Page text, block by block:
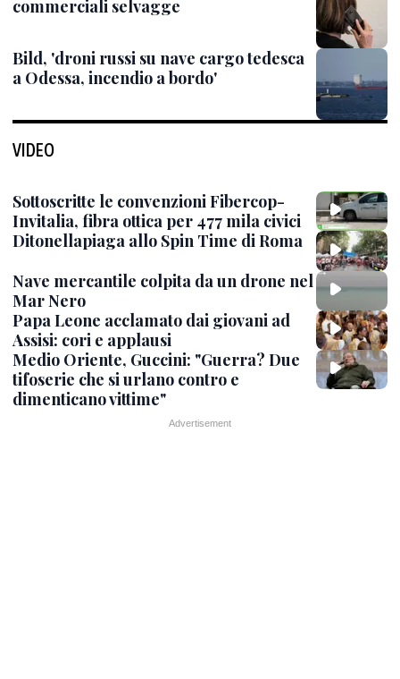
commerciali selvagge
Bild, 'droni russi su nave cargo tedesca
a Odessa, incendio a bordo'
VIDEO
Sottoscritte le convenzioni Fibercop-
Invitalia, fibra ottica per 477 mila civici
Ditonellapiaga allo Spin Time di Roma
Nave mercantile colpita da un drone nel
Mar Nero
Papa Leone acclamato dai giovani ad
Assisi: cori e applausi
Medio Oriente, Guccini: "Guerra? Due
tifoserie che si urlano contro e
dimenticano vittime"